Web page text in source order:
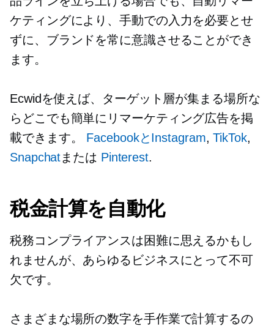
ケティングにより、手動での入力を必要とせ
ずに、ブランドを常に意識させることができ
ます。
Ecwidを使えば、ターゲット層が集まる場所な
らどこでも簡単にリマーケティング広告を掲
載できます。 FacebookとInstagram,TikTok,
Snapchatまたは Pinterest.
税金計算を自動化
税務コンプライアンスは困難に思えるかもし
れませんが、あらゆるビジネスにとって不可
欠です。
さまざまな場所の数字を手作業で計算するの